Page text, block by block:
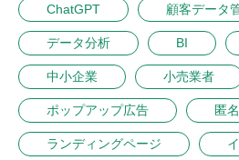
ChatGPT 顧客データ
データ分析 BI
中小企業 小売業者
ポップアップ広告 匿
ランディングページ